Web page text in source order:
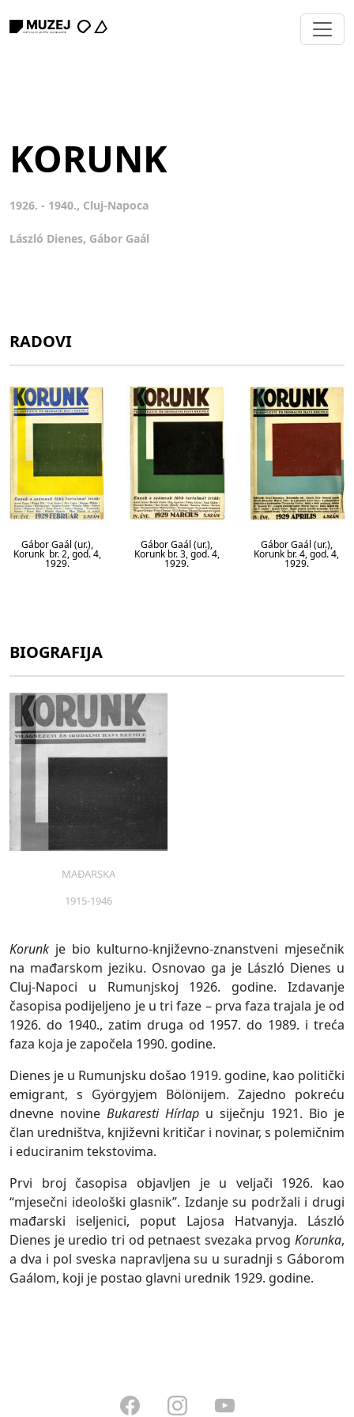
KORUNK
1926. - 1940., Cluj-Napoca
László Dienes, Gábor Gaál
RADOVI
Gábor Gaál (ur.),
Korunk br. 2, god. 4,
1929.
Gábor Gaál (ur.),
Korunk br. 3, god. 4,
1929.
Gábor Gaál (ur.),
Korunk br. 4, god. 4,
1929.
BIOGRAFIJA
MAĐARSKA
1915-1946
Korunk je bio kulturno-književno-znanstveni mjesečnik
na mađarskom jeziku. Osnovao ga je László Dienes u
Cluj-Napoci u Rumunjskoj 1926. godine. Izdavanje
časopisa podijeljeno je u tri faze – prva faza trajala je od
1926. do 1940., zatim druga od 1957. do 1989. i treća
faza koja je započela 1990. godine.
Dienes je u Rumunjsku došao 1919. godine, kao politički
emigrant, s Györgyjem Bölönijem. Zajedno pokreću
dnevne novine Bukaresti Hírlap u siječnju 1921. Bio je
član uredništva, književni kritičar i novinar, s polemičnim
i educiranim tekstovima.
Prvi broj časopisa objavljen je u veljači 1926. kao
“mjesečni ideološki glasnik”. Izdanje su podržali i drugi
mađarski iseljenici, poput Lajosa Hatvanyja. László
Dienes je uredio tri od petnaest svezaka prvog Korunka,
a dva i pol sveska napravljena su u suradnji s Gáborom
Gaálom, koji je postao glavni urednik 1929. godine.